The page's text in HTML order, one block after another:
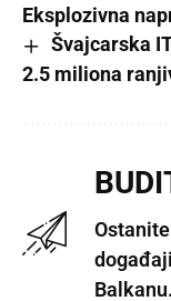
Eksplozivna
Švajcarska
2.5 miliona
Balkanu.